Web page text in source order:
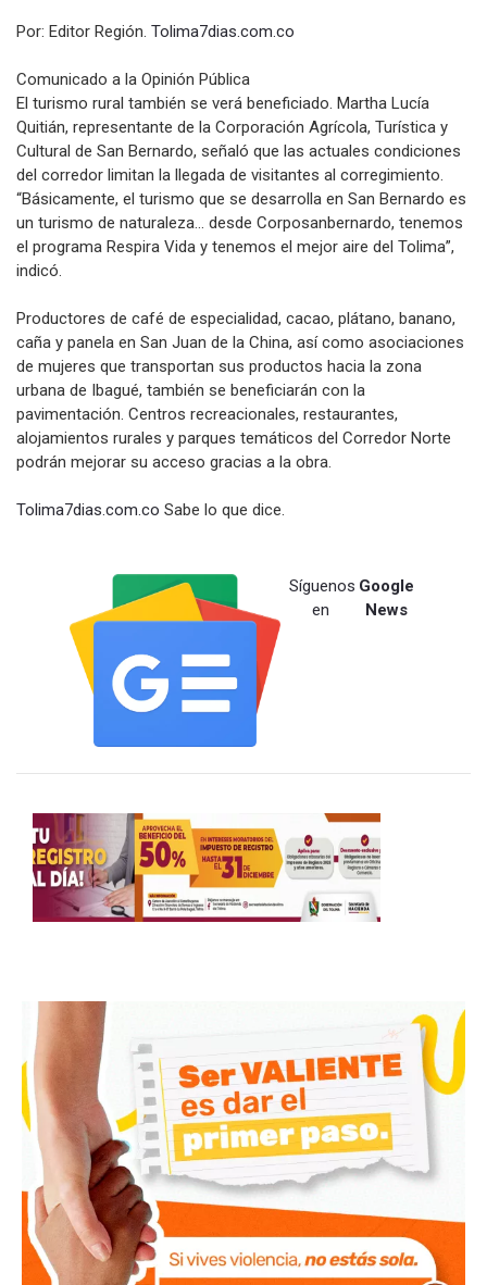
Por: Editor Región. Tolima7dias.com.co
Comunicado a la Opinión Pública
El turismo rural también se verá beneficiado. Martha Lucía
Quitián, representante de la Corporación Agrícola, Turística y
Cultural de San Bernardo, señaló que las actuales condiciones
del corredor limitan la llegada de visitantes al corregimiento.
“Básicamente, el turismo que se desarrolla en San Bernardo es
un turismo de naturaleza… desde Corposanbernardo, tenemos
el programa Respira Vida y tenemos el mejor aire del Tolima”,
indicó.
Productores de café de especialidad, cacao, plátano, banano,
caña y panela en San Juan de la China, así como asociaciones
de mujeres que transportan sus productos hacia la zona
urbana de Ibagué, también se beneficiarán con la
pavimentación. Centros recreacionales, restaurantes,
alojamientos rurales y parques temáticos del Corredor Norte
podrán mejorar su acceso gracias a la obra.
Tolima7dias.com.co Sabe lo que dice.
Síguenos
en
Google
News